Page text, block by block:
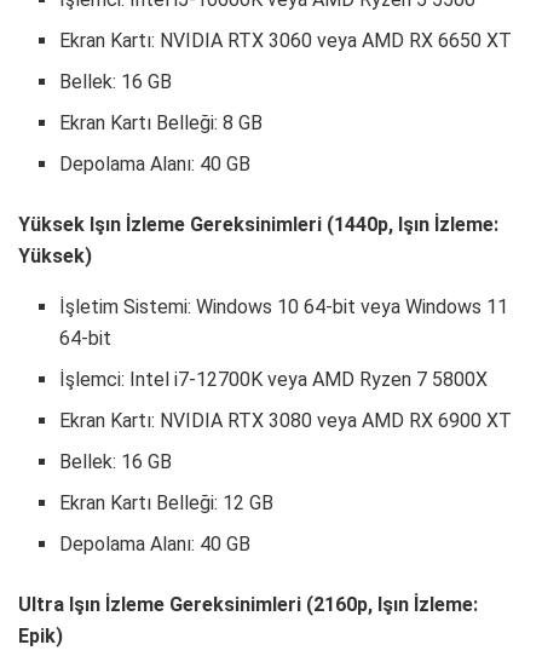
Ekran Kartı: NVIDIA RTX 3060 veya AMD RX 6650 XT
Bellek: 16 GB
Ekran Kartı Belleği: 8 GB
Depolama Alanı: 40 GB
Yüksek Işın İzleme Gereksinimleri (1440p, Işın İzleme:
Yüksek)
İşletim Sistemi: Windows 10 64-bit veya Windows 11
64-bit
İşlemci: Intel i7-12700K veya AMD Ryzen 7 5800X
Ekran Kartı: NVIDIA RTX 3080 veya AMD RX 6900 XT
Bellek: 16 GB
Ekran Kartı Belleği: 12 GB
Depolama Alanı: 40 GB
Ultra Işın İzleme Gereksinimleri (2160p, Işın İzleme:
Epik)